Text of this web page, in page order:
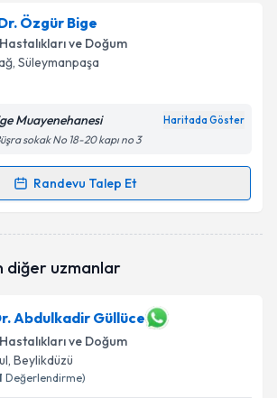
Özgür Bige
ve Doğum
, Süleymanpaşa
Muayenehanesi Haritada Göster
sokak No 18-20 kapı no 3
Randevu Talep Et
Talebi
bu uzmandan randevu almanız için bir
diğer uzmanlar
Abdulkadir Güllüce
ve Doğum
, Beylikdüzü
Değerlendirme)